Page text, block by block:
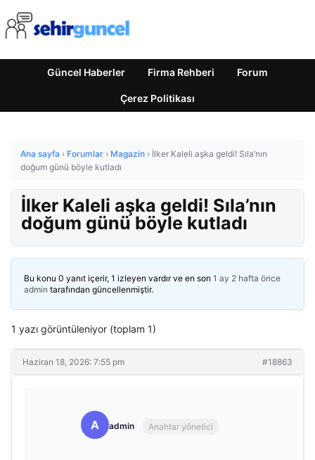
Güncel Haberler Firma Rehberi Forum
Çerez Politikası
Ana sayfa › Forumlar › Magazin › İlker Kaleli aşka geldi! Sıla’nın
doğum günü böyle kutladı
İlker Kaleli aşka geldi! Sıla’nın
doğum günü böyle kutladı
Bu konu 0 yanıt içerir, 1 izleyen vardır ve en son 1 ay 2 hafta önce
admin tarafından güncellenmiştir.
1 yazı görüntüleniyor (toplam 1)
Haziran 18, 2026: 7:55 pm #18863
A admin Anahtar yönetici